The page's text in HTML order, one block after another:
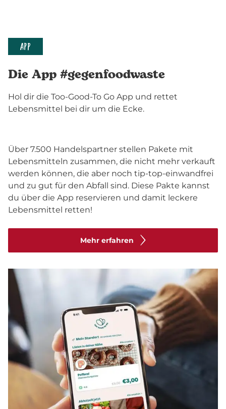
APP
Die App #gegenfoodwaste
Hol dir die Too-Good-To Go App und rettet
Lebensmittel bei dir um die Ecke.
Über 7.500 Handelspartner stellen Pakete mit
Lebensmitteln zusammen, die nicht mehr verkauft
werden können, die aber noch tip-top-einwandfrei
und zu gut für den Abfall sind. Diese Pakte kannst
du über die App reservieren und damit leckere
Lebensmittel retten!
Mehr erfahren